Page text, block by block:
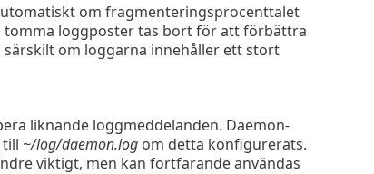
om fragmenteringsprocenttalet
tomma loggposter tas bort för att förbättra
om loggarna innehåller ett stort
liknande loggmeddelanden. Daemon-
till ~/log/daemon.logom detta konfigurerats.
viktigt, men kan fortfarande användas